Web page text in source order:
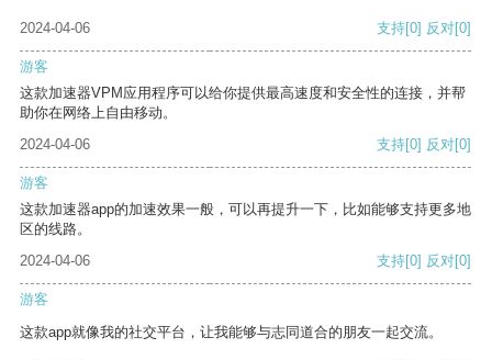
2024-04-06 支持[0] 反对[0]
游客
这款加速器VPM应用程序可以给你提供最高速度和安全性的连接，并帮
助你在网络上自由移动。
2024-04-06
支持[0] 反对[0]
游客
这款加速器app的加速效果一般，可以再提升一下，比如能够支持更多地
区的线路。
2024-04-06
支持[0] 反对[0]
游客
这款app就像我的社交平台，让我能够与志同道合的朋友一起交流。